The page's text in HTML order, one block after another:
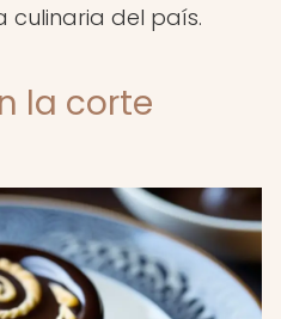
culinaria del país.
la corte